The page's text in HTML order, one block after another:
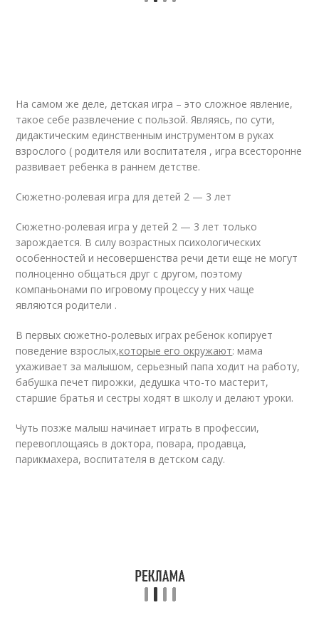
На самом же деле, детская игра – это сложное явление,
такое себе развлечение с пользой. Являясь, по сути,
дидактическим единственным инструментом в руках
взрослого ( родителя или воспитателя , игра всесторонне
развивает ребенка в раннем детстве.
Сюжетно-ролевая игра для детей 2 — 3 лет
Сюжетно-ролевая игра у детей 2 — 3 лет только
зарождается. В силу возрастных психологических
особенностей и несовершенства речи дети еще не могут
полноценно общаться друг с другом, поэтому
компаньонами по игровому процессу у них чаще
являются родители .
В первых сюжетно-ролевых играх ребенок копирует
поведение взрослых,которые его окружают: мама
ухаживает за малышом, серьезный папа ходит на работу,
бабушка печет пирожки, дедушка что-то мастерит,
старшие братья и сестры ходят в школу и делают уроки.
Чуть позже малыш начинает играть в профессии,
перевоплощаясь в доктора, повара, продавца,
парикмахера, воспитателя в детском саду.